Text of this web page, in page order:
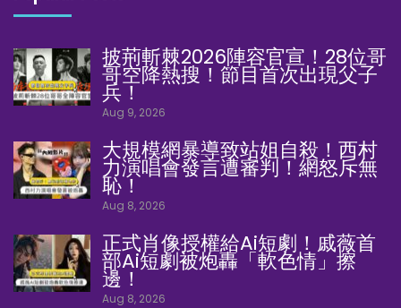
披荊斬棘2026陣容官宣！28位哥
哥空降熱搜！節目首次出現父子
兵！
Aug 9, 2026
大規模網暴導致站姐自殺！西村
力演唱會發言遭審判！網怒斥無
恥！
Aug 8, 2026
正式肖像授權給Ai短劇！戚薇首
部Ai短劇被炮轟「軟色情」擦
邊！
Aug 8, 2026